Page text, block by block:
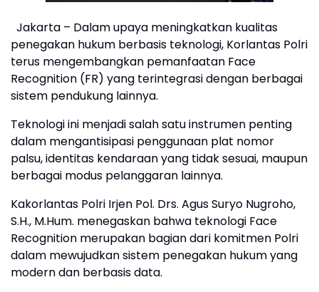
Jakarta – Dalam upaya meningkatkan kualitas
penegakan hukum berbasis teknologi, Korlantas Polri
terus mengembangkan pemanfaatan Face
Recognition (FR) yang terintegrasi dengan berbagai
sistem pendukung lainnya.
Teknologi ini menjadi salah satu instrumen penting
dalam mengantisipasi penggunaan plat nomor
palsu, identitas kendaraan yang tidak sesuai, maupun
berbagai modus pelanggaran lainnya.
Kakorlantas Polri Irjen Pol. Drs. Agus Suryo Nugroho,
S.H., M.Hum. menegaskan bahwa teknologi Face
Recognition merupakan bagian dari komitmen Polri
dalam mewujudkan sistem penegakan hukum yang
modern dan berbasis data.